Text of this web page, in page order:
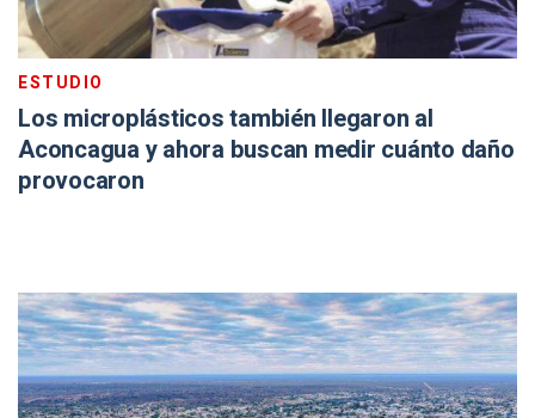
ESTUDIO
Los microplásticos también llegaron al
Aconcagua y ahora buscan medir cuánto daño
provocaron